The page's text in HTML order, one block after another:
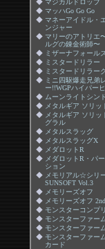
◆ マジカルドロップ
◆ マッハGo Go Go
◆ マネーアイドル・
ンジャー
◆ マリーのアトリエ
ルグの錬金術師〜
◆ ミザーナフォール
◆ ミスタードリラー
◆ ミスタードリラー
◆ ミニ四駆爆走兄弟
ー!!WGPハイパー
◆ ムーンライトシン
◆ メタルギア ソリッ
◆ メタルギア ソリッ
グラル
◆ メタルスラッグ
◆ メタルスラッグX
◆ メダロットR
◆ メダロットR・パ
ション
◆ メモリアル☆シリ
SUNSOFT Vol.3
◆ メモリーズオフ
◆ メモリーズオフ 2nd
◆ モンスターコンプ
◆ モンスターファー
◆ モンスターファー
◆ モンスターファー
カード